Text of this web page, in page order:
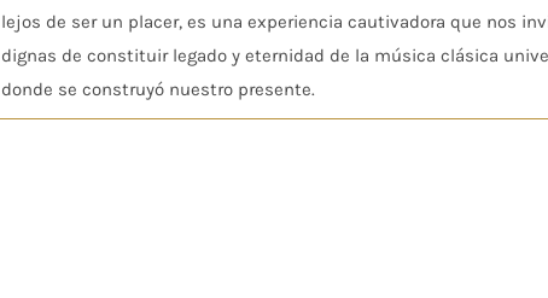
lejos de ser un placer, es una experiencia cautivadora que nos
dignas de constituir legado y eternidad de la música clásica
donde se construyó nuestro presente.